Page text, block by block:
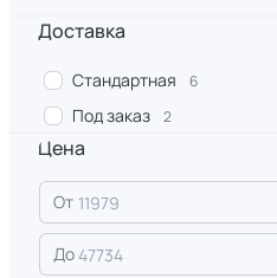
Доставка
Стандартная 6
Под заказ 2
Цена
От
До